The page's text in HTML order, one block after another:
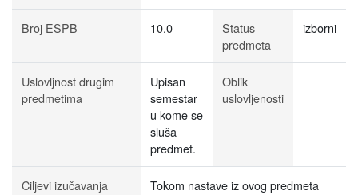
Broj ESPB 10.0
Status
predmeta
izborni
Uslovljnost drugim
predmetima
Upisan
semestar
u kome se
sluša
predmet.
Oblik
uslovljenosti
Ciljevi izučavanja
Tokom nastave iz ovog predmeta